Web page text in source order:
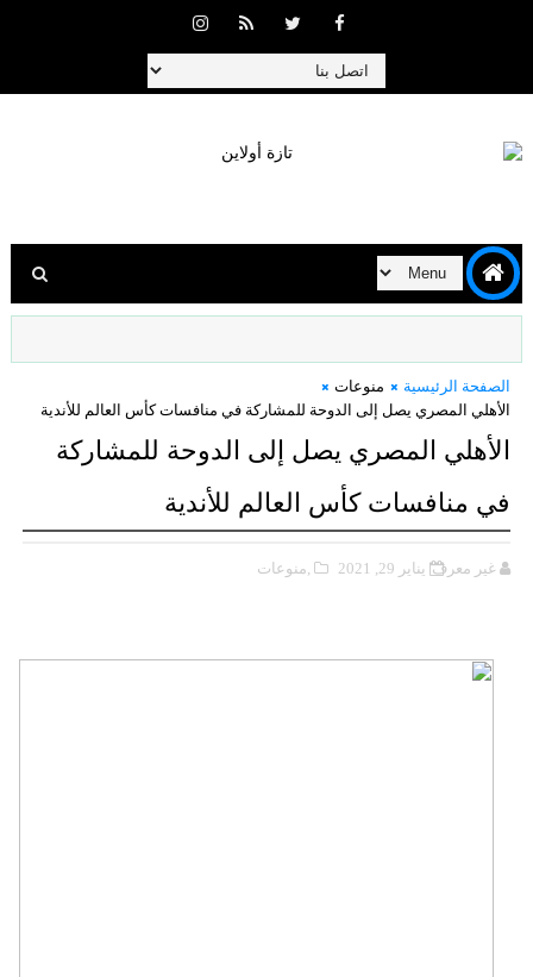
الصفحة الرئيسية
منوعات
الأهلي المصري يصل إلى الدوحة للمشاركة في منافسات كأس العالم للأندية
الأهلي المصري يصل إلى الدوحة للمشاركة
في منافسات كأس العالم للأندية
غير معرف يناير 29, 2021 ,منوعات